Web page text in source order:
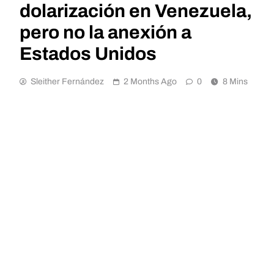
dolarización en Venezuela,
pero no la anexión a
Estados Unidos
Sleither Fernández 2 Months Ago 0 8 Mins